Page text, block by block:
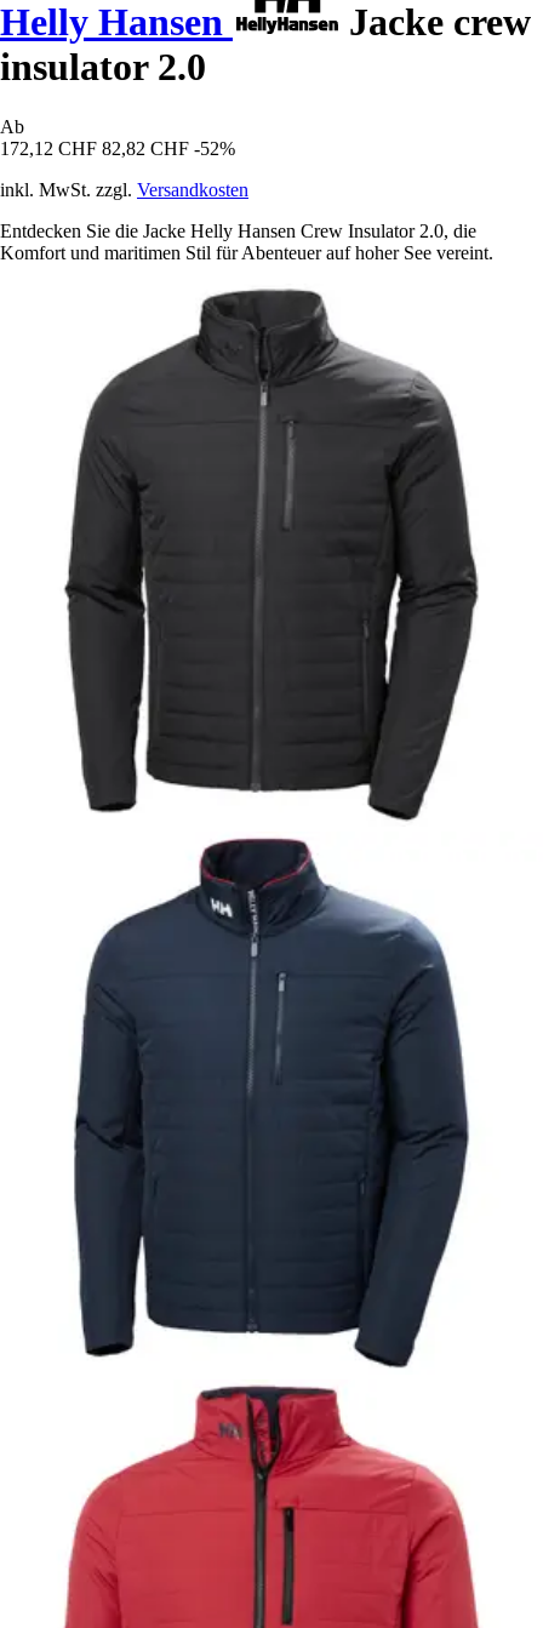
Helly Hansen
Jacke crew
insulator 2.0
Ab
172,12 CHF 82,82 CHF -52%
inkl. MwSt. zzgl. Versandkosten
Entdecken Sie die Jacke Helly Hansen Crew Insulator 2.0, die
Komfort und maritimen Stil für Abenteuer auf hoher See vereint.